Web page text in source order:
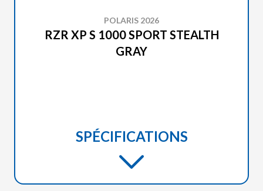
POLARIS 2026
RZR XP S 1000 SPORT STEALTH
GRAY
SPÉCIFICATIONS